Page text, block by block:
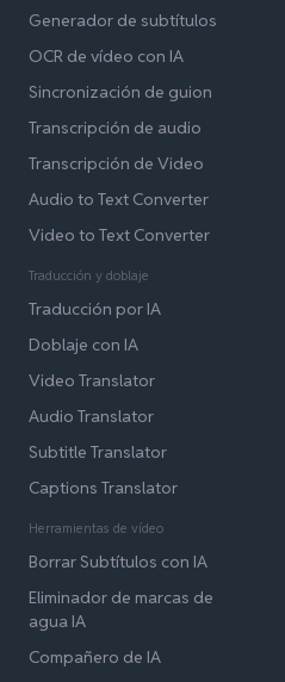
Generador de subtítulos
OCR de vídeo con IA
Sincronización de guion
Transcripción de audio
Transcripción de Video
Audio to Text Converter
Video to Text Converter
Traducción y doblaje
Traducción por IA
Doblaje con IA
Video Translator
Audio Translator
Subtitle Translator
Captions Translator
Herramientas de vídeo
Borrar Subtítulos con IA
Eliminador de marcas de
agua IA
Compañero de IA